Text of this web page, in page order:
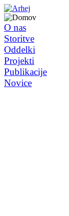
O nas
Storitve
Oddelki
Projekti
Publikacije
Novice